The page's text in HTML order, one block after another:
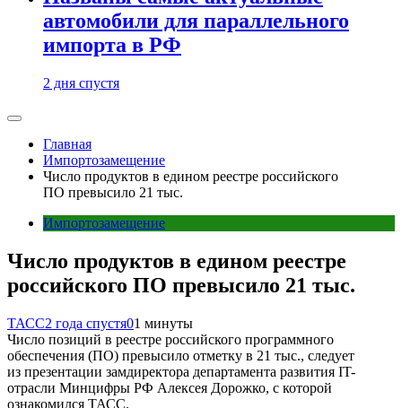
автомобили для параллельного
импорта в РФ
2 дня спустя
Главная
Импортозамещение
Число продуктов в едином реестре российского
ПО превысило 21 тыс.
Импортозамещение
Число продуктов в едином реестре
российского ПО превысило 21 тыс.
ТАСС2 года спустя01 минуты
Число позиций в реестре российского программного
обеспечения (ПО) превысило отметку в 21 тыс., следует
из презентации замдиректора департамента развития IT-
отрасли Минцифры РФ Алексея Дорожко, с которой
ознакомился ТАСС.